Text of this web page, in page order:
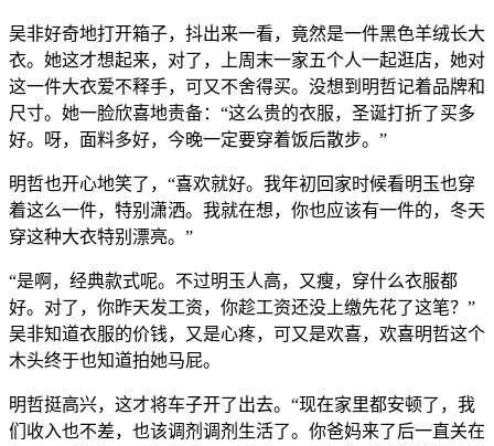
吴非好奇地打开箱子，抖出来一看，竟然是一件黑色羊绒长大
衣。她这才想起来，对了，上周末一家五个人一起逛店，她对
这一件大衣爱不释手，可又不舍得买。没想到明哲记着品牌和
尺寸。她一脸欣喜地责备：“这么贵的衣服，圣诞打折了买多
好。呀，面料多好，今晚一定要穿着饭后散步。”
明哲也开心地笑了，“喜欢就好。我年初回家时候看明玉也穿
着这么一件，特别潇洒。我就在想，你也应该有一件的，冬天
穿这种大衣特别漂亮。”
“是啊，经典款式呢。不过明玉人高，又瘦，穿什么衣服都
好。对了，你昨天发工资，你趁工资还没上缴先花了这笔？”
吴非知道衣服的价钱，又是心疼，可又是欢喜，欢喜明哲这个
木头终于也知道拍她马屁。
明哲挺高兴，这才将车子开了出去。“现在家里都安顿了，我
们收入也不差，也该调剂调剂生活了。你爸妈来了后一直关在